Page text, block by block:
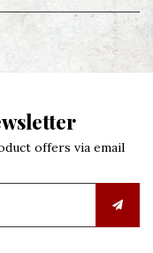
offers via email